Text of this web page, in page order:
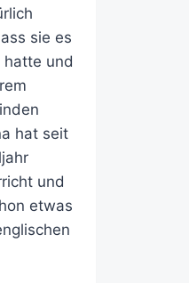
sie es
hatte und
hat seit
und
etwas